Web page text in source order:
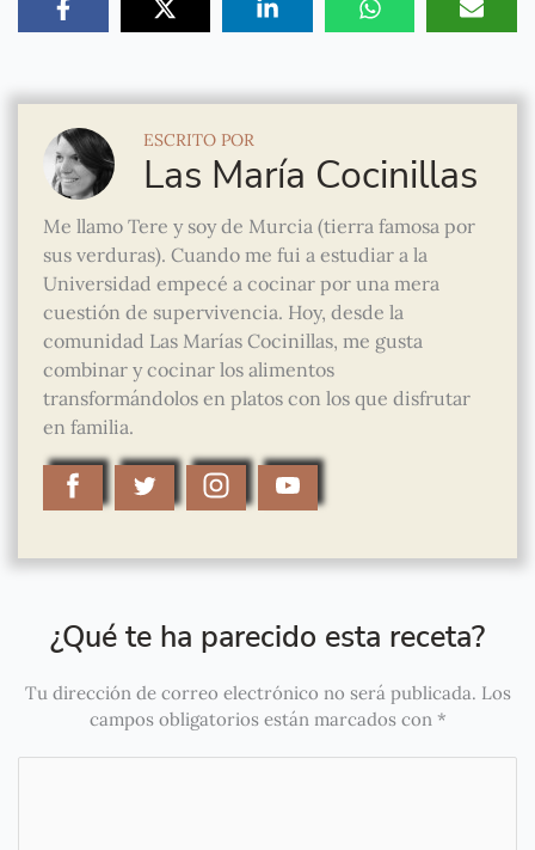
ESCRITO POR
Las María Cocinillas
Me llamo Tere y soy de Murcia (tierra famosa por
sus verduras). Cuando me fui a estudiar a la
Universidad empecé a cocinar por una mera
cuestión de supervivencia. Hoy, desde la
comunidad Las Marías Cocinillas, me gusta
combinar y cocinar los alimentos
transformándolos en platos con los que disfrutar
en familia.
¿Qué te ha parecido esta receta?
Tu dirección de correo electrónico no será publicada. Los
campos obligatorios están marcados con *